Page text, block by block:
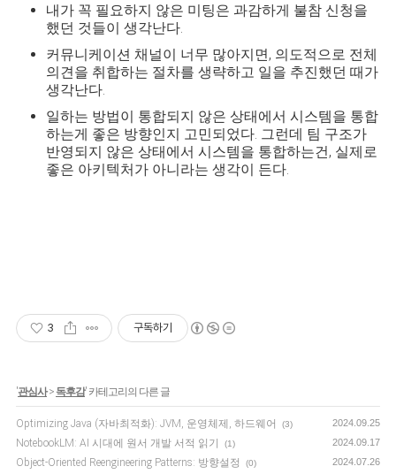
내가 꼭 필요하지 않은 미팅은 과감하게 불참 신청을
했던 것들이 생각난다.
커뮤니케이션 채널이 너무 많아지면, 의도적으로 전체
의견을 취합하는 절차를 생략하고 일을 추진했던 때가
생각난다.
일하는 방법이 통합되지 않은 상태에서 시스템을 통합
하는게 좋은 방향인지 고민되었다. 그런데 팀 구조가
반영되지 않은 상태에서 시스템을 통합하는건, 실제로
좋은 아키텍처가 아니라는 생각이 든다.
3 구독하기
'관심사> 독후감' 카테고리의 다른 글
Optimizing Java (자바최적화): JVM, 운영체제, 하드웨어 (3) 2024.09.25
NotebookLM: AI 시대에 원서 개발 서적 읽기 (1) 2024.09.17
Object-Oriented Reengineering Patterns: 방향설정 (0) 2024.07.26